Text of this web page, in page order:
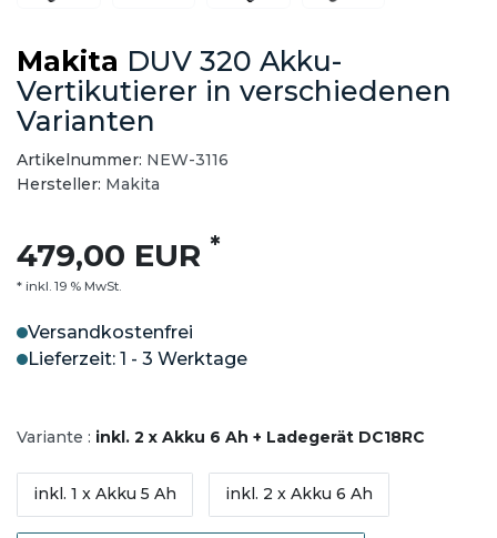
Makita DUV 320 Akku-
Vertikutierer in verschiedenen
Varianten
Artikelnummer: NEW-3116
Hersteller: Makita
479,00 EUR *
* inkl. 19 % MwSt.
Versandkostenfrei
Lieferzeit: 1 - 3 Werktage
Variante : inkl. 2 x Akku 6 Ah + Ladegerät DC18RC
inkl. 1 x Akku 5 Ah inkl. 2 x Akku 6 Ah